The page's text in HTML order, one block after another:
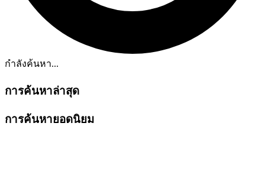
กำลังค้นหา...
การค้นหาล่าสุด
การค้นหายอดนิยม